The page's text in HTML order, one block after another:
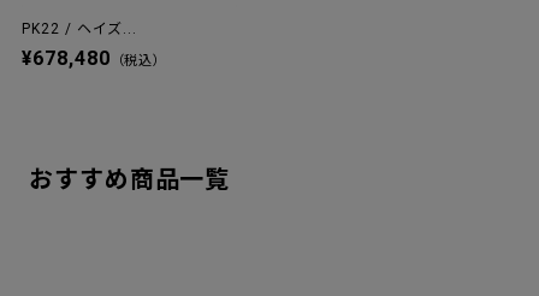
PK22 / ヘイズ...
¥678,480 （税込）
おすすめ商品一覧